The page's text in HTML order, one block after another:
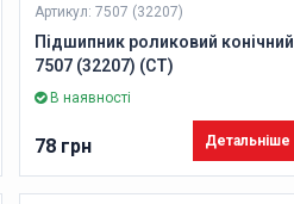
Артикул: 7507 (32207)
Підшипник роликовий конічний
7507 (32207) (CT)
В наявності
78 грн Детальніше